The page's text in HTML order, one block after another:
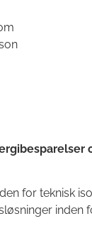
for teknisk
inden